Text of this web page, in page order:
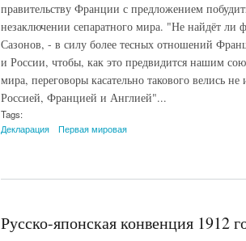
правительству Франции с предложением
незаключении сепаратного мира. "Не найдёт
Сазонов, - в силу более тесных отношений
и России, чтобы, как это предвидится нашим
мира, переговоры касательно такового велись
Россией, Францией и Англией"...
Tags:
Декларация
Первая мировая
Русско-японская конвенция